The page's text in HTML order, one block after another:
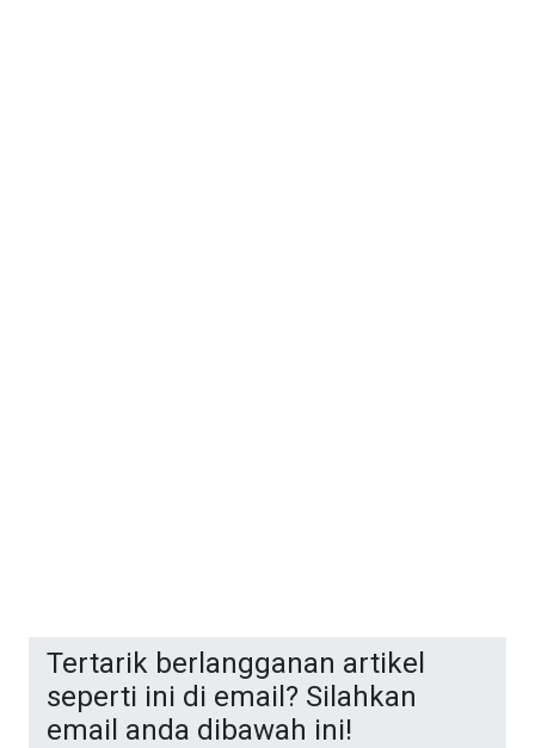
Tertarik berlangganan artikel
seperti ini di email? Silahkan
email anda dibawah ini!